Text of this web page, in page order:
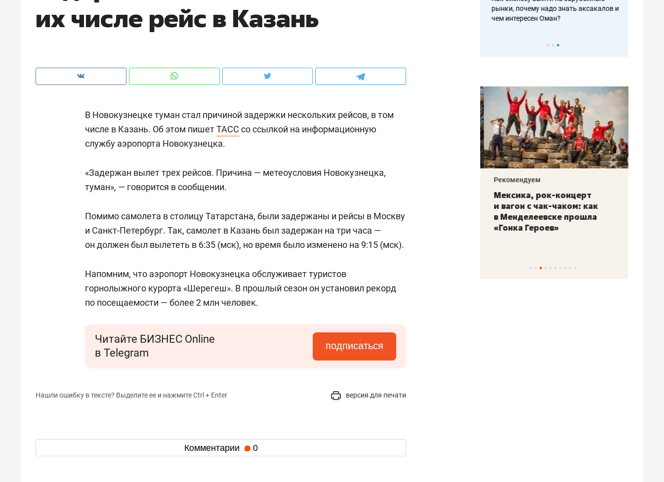
их числе рейс в Казань
В Новокузнецке туман стал причиной задержки нескольких рейсов, в том
числе в Казань. Об этом пишетТАСС со ссылкой на информационную
службу аэропорта Новокузнецка.
«Задержан вылет трех рейсов. Причина — метеоусловия Новокузнецка,
туман», — говорится в сообщении.
Помимо самолета в столицу Татарстана, были задержаны и рейсы в Москву
и Санкт-Петербург. Так, самолет в Казань был задержан на три часа —
он должен был вылететь в 6:35 (мск), но время было изменено на 9:15 (мск).
Напомним, что аэропорт Новокузнецка обслуживает туристов
горнолыжного курорта «Шерегеш». В прошлый сезон он установил рекорд
по посещаемости — более 2 млн человек.
Читайте БИЗНЕС Online
в Telegram
подписаться
Нашли ошибку в тексте? Выделите ее и нажмите Ctrl + Enter версия для печати
Комментарии 0
рынки, почему надо знать аксакалов и
чем интересен Оман?
о трехкратном росте цен, дотошных
клиентах и чудных запросах мастеров
рынки, почему надо знать аксакалов и
чем интересен Оман?
Как ГК «МИР ГРУПП» и ВТБ
комфорта под Казанью
Рекомендуем
150 камер до квартиры и Face
безопасность в ЖК «Нова»
Рекомендуем
с ментальным и физическим
состоянием как основа
антихрупких команд
Рекомендуем
Мексика, рок-концерт
и вагон с чак-чаком: как
в Менделеевске прошла
«Гонка Героев»